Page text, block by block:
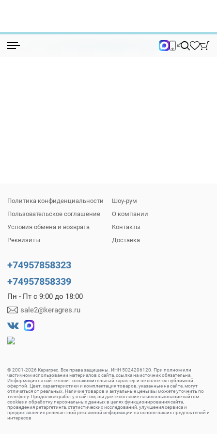
Коллекции
Коллекции
+74957858323
+74957858339
Пн - Пт с 9:00 до 18:00
sale2@keragres.ru
Политика конфиденциальности
Пользовательское соглашение
Условия обмена и возврата
Реквизиты
Шоу-рум
О компании
Контакты
Доставка
© 2001-2026 Керагрес. Все права защищены. ИНН 5024206120. При полном или
частичном использовании материалов с сайта, ссылка на источник обязательна.
Информация на сайте носит ознакомительный характер и не является публичной
офертой. Цвет, характеристики и комплектация товаров, указанные на сайте, могут
отличаться от реальных. Наличие товаров и актуальные цены вы можете уточнить по
телефону. Продолжая работу с сайтом, вы даете согласие на использование сайтом
cookies и обработку персональных данных в целях функционирования сайта,
проведения ретаргетинга, статистических исследований, улучшения сервиса и
предоставления релевантной рекламной информации на основе ваших предпочтений и
интересов